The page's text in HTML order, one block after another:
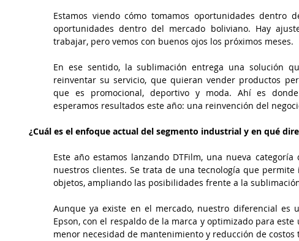
Estamos viendo cómo tomamos oportunidades dentro
oportunidades dentro del mercado boliviano. Hay
trabajar, pero vemos con buenos ojos los próximos meses.
En ese sentido, la sublimación entrega una solución
reinventar su servicio, que quieran vender productos
que es promocional, deportivo y moda. Ahí es
esperamos resultados este año: una reinvención del
¿Cuál es el enfoque actual del segmento industrial y en qué
Este año estamos lanzando DTFilm, una nueva
nuestros clientes. Se trata de una tecnología que
objetos, ampliando las posibilidades frente a la
Aunque ya existe en el mercado, nuestro diferencial es
Epson, con el respaldo de la marca y optimizado para
menor necesidad de mantenimiento y reducción de costos